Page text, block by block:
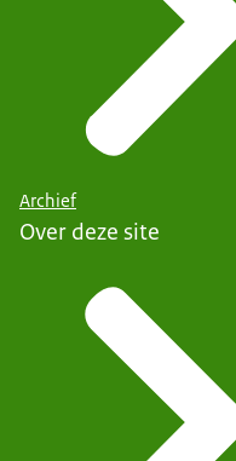
Archief
Over deze site